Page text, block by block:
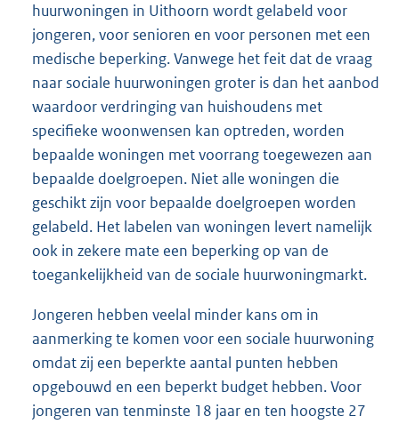
huurwoningen in Uithoorn wordt gelabeld voor
jongeren, voor senioren en voor personen met een
medische beperking. Vanwege het feit dat de vraag
naar sociale huurwoningen groter is dan het aanbod
waardoor verdringing van huishoudens met
specifieke woonwensen kan optreden, worden
bepaalde woningen met voorrang toegewezen aan
bepaalde doelgroepen. Niet alle woningen die
geschikt zijn voor bepaalde doelgroepen worden
gelabeld. Het labelen van woningen levert namelijk
ook in zekere mate een beperking op van de
toegankelijkheid van de sociale huurwoningmarkt.
Jongeren hebben veelal minder kans om in
aanmerking te komen voor een sociale huurwoning
omdat zij een beperkte aantal punten hebben
opgebouwd en een beperkt budget hebben. Voor
jongeren van tenminste 18 jaar en ten hoogste 27